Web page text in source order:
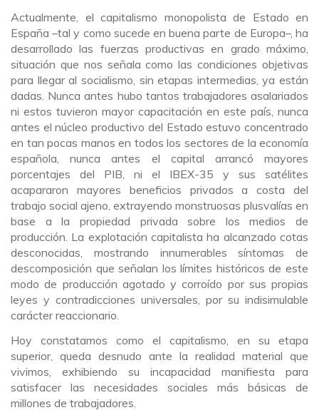
Actualmente, el capitalismo monopolista de Estado en
España –tal y como sucede en buena parte de Europa–, ha
desarrollado las fuerzas productivas en grado máximo,
situación que nos señala como las condiciones objetivas
para llegar al socialismo, sin etapas intermedias, ya están
dadas. Nunca antes hubo tantos trabajadores asalariados
ni estos tuvieron mayor capacitación en este país, nunca
antes el núcleo productivo del Estado estuvo concentrado
en tan pocas manos en todos los sectores de la economía
española, nunca antes el capital arrancó mayores
porcentajes del PIB, ni el IBEX-35 y sus satélites
acapararon mayores beneficios privados a costa del
trabajo social ajeno, extrayendo monstruosas plusvalías en
base a la propiedad privada sobre los medios de
producción. La explotación capitalista ha alcanzado cotas
desconocidas, mostrando innumerables síntomas de
descomposición que señalan los límites históricos de este
modo de producción agotado y corroído por sus propias
leyes y contradicciones universales, por su indisimulable
carácter reaccionario.
Hoy constatamos como el capitalismo, en su etapa
superior, queda desnudo ante la realidad material que
vivimos, exhibiendo su incapacidad manifiesta para
satisfacer las necesidades sociales más básicas de
millones de trabajadores.